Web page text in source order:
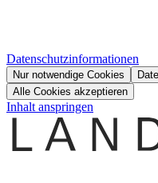
Datenschutzinformationen
Nur notwendige Cookies
Alle Cookies akzeptieren
Inhalt anspringen